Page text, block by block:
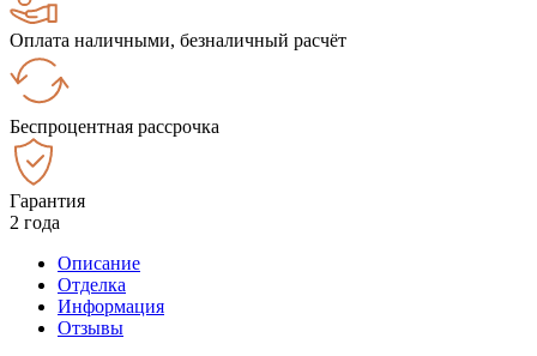
Оплата наличными, безналичный расчёт
Беспроцентная рассрочка
Гарантия
2 года
Описание
Отделка
Информация
Отзывы